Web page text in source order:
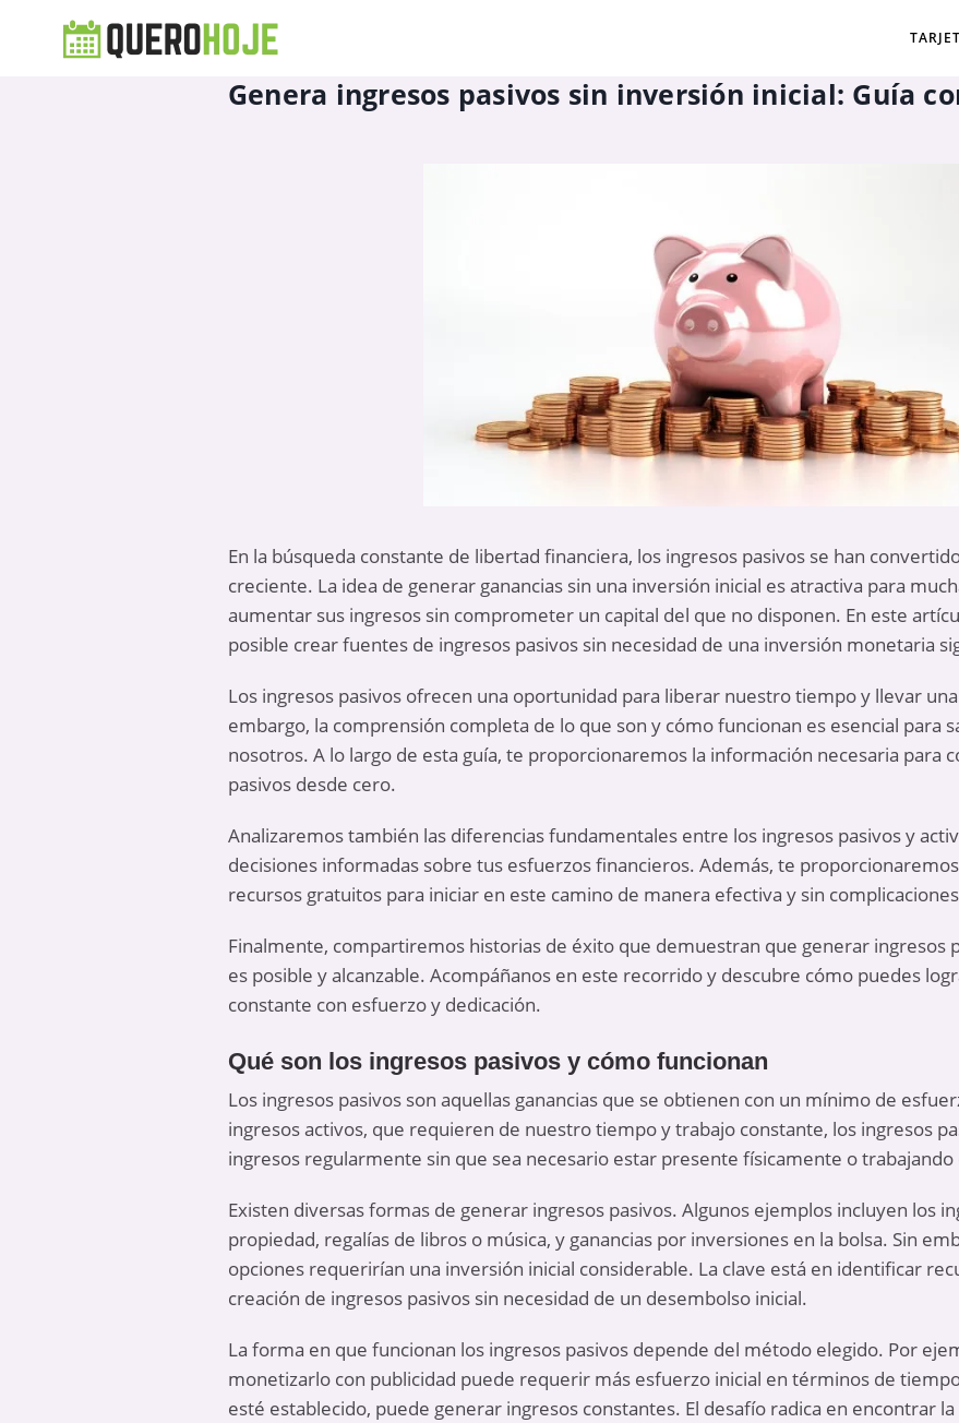
Genera ingresos pasivos sin inversión inicial: Guía
En la búsqueda constante de libertad financiera, los ingresos pasivos se han
creciente. La idea de generar ganancias sin una inversión inicial es atractiva para
aumentar sus ingresos sin comprometer un capital del que no disponen. En este
posible crear fuentes de ingresos pasivos sin necesidad de una inversión monetaria
Los ingresos pasivos ofrecen una oportunidad para liberar nuestro tiempo y llevar
embargo, la comprensión completa de lo que son y cómo funcionan es esencial para
nosotros. A lo largo de esta guía, te proporcionaremos la información necesaria para
pasivos desde cero.
Analizaremos también las diferencias fundamentales entre los ingresos pasivos y
decisiones informadas sobre tus esfuerzos financieros. Además, te
recursos gratuitos para iniciar en este camino de manera efectiva y sin
Finalmente, compartiremos historias de éxito que demuestran que generar ingresos
es posible y alcanzable. Acompáñanos en este recorrido y descubre cómo puedes
constante con esfuerzo y dedicación.
Qué son los ingresos pasivos y cómo funcionan
Los ingresos pasivos son aquellas ganancias que se obtienen con un mínimo de
ingresos activos, que requieren de nuestro tiempo y trabajo constante, los ingresos
ingresos regularmente sin que sea necesario estar presente físicamente o
Existen diversas formas de generar ingresos pasivos. Algunos ejemplos incluyen los
propiedad, regalías de libros o música, y ganancias por inversiones en la bolsa. Sin
opciones requerirían una inversión inicial considerable. La clave está en identificar
creación de ingresos pasivos sin necesidad de un desembolso inicial.
La forma en que funcionan los ingresos pasivos depende del método elegido. Por
monetizarlo con publicidad puede requerir más esfuerzo inicial en términos de
esté establecido, puede generar ingresos constantes. El desafío radica en encontrar